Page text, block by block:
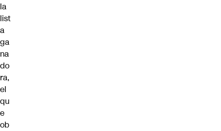
la
list
a
ga
na
do
ra,
el
qu
e
ob